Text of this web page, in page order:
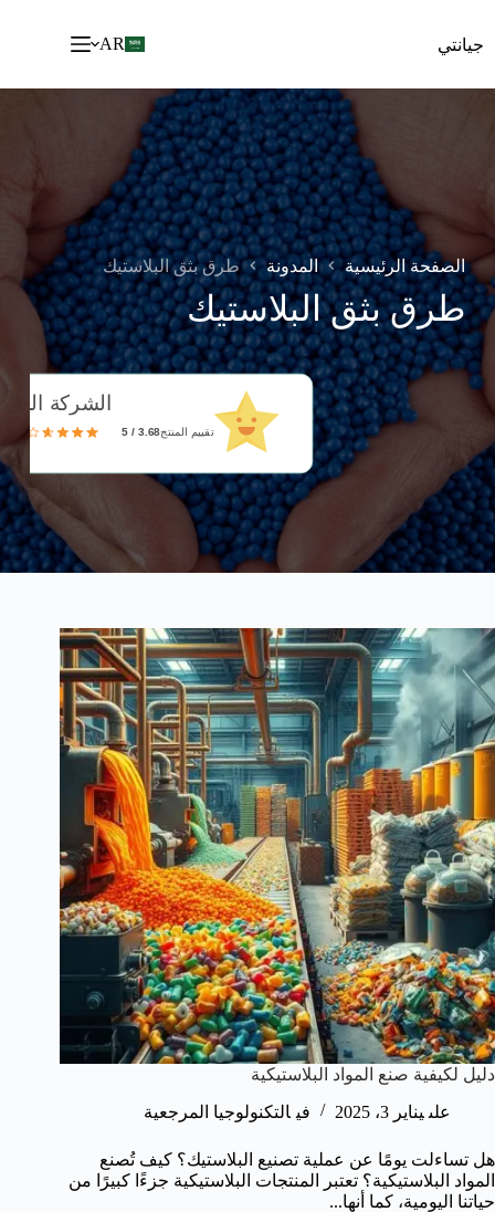
المحتوى
جيانتي AR
الصفحة الرئيسية المدونة طرق بثق البلاستيك
طرق بثق البلاستيك
الشركة
تقييم المنتج3.68 / 5
دليل لكيفية صنع المواد البلاستيكية
على يناير 3، 2025 في التكنولوجيا المرجعية
هل تساءلت يومًا عن عملية تصنيع البلاستيك؟ كيف تُصنع
المواد البلاستيكية؟ تعتبر المنتجات البلاستيكية جزءًا كبيرًا من
حياتنا اليومية، كما أنها...